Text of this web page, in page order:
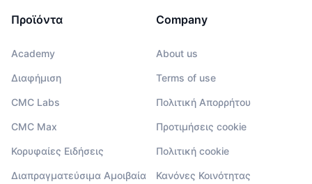
Προϊόντα
Academy
Διαφήμιση
CMC Labs
CMC Max
Κορυφαίες Ειδήσεις
Διαπραγματεύσιμα Αμοιβαία
Company
About us
Terms of use
Πολιτική Απορρήτου
Προτιμήσεις cookie
Πολιτική cookie
Κανόνες Κοινότητας